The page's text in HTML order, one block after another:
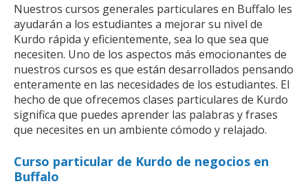
Nuestros cursos generales particulares en Buffalo les
ayudarán a los estudiantes a mejorar su nivel de
Kurdo rápida y eficientemente, sea lo que sea que
necesiten. Uno de los aspectos más emocionantes de
nuestros cursos es que están desarrollados pensando
enteramente en las necesidades de los estudiantes. El
hecho de que ofrecemos clases particulares de Kurdo
significa que puedes aprender las palabras y frases
que necesites en un ambiente cómodo y relajado.
Curso particular de Kurdo de negocios en
Buffalo